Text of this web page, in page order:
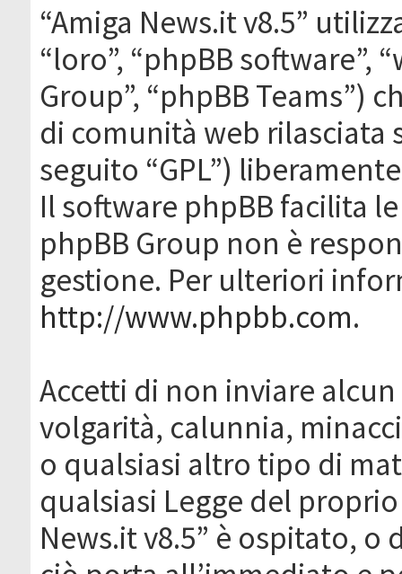
“Amiga News.it v8.5”
“loro”, “phpBB software”,
Group”, “phpBB Teams”)
di comunità web rilasciata
seguito “GPL”)
Il software phpBB facilita
phpBB Group non è
gestione. Per ulteriori
http://www.phpbb.com.
Accetti di non inviare
volgarità, calunnia,
o qualsiasi altro tipo di
qualsiasi Legge del
News.it v8.5” è ospitato, o